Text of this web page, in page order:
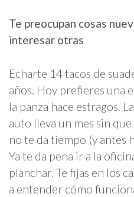
Te preocupan cosas
interesar otras
Echarte 14 tacos de
años. Hoy prefieres una
la panza hace estragos.
auto lleva un mes sin
no te da tiempo (y antes
Ya te da pena ir a la
planchar. Te fijas en los
a entender cómo